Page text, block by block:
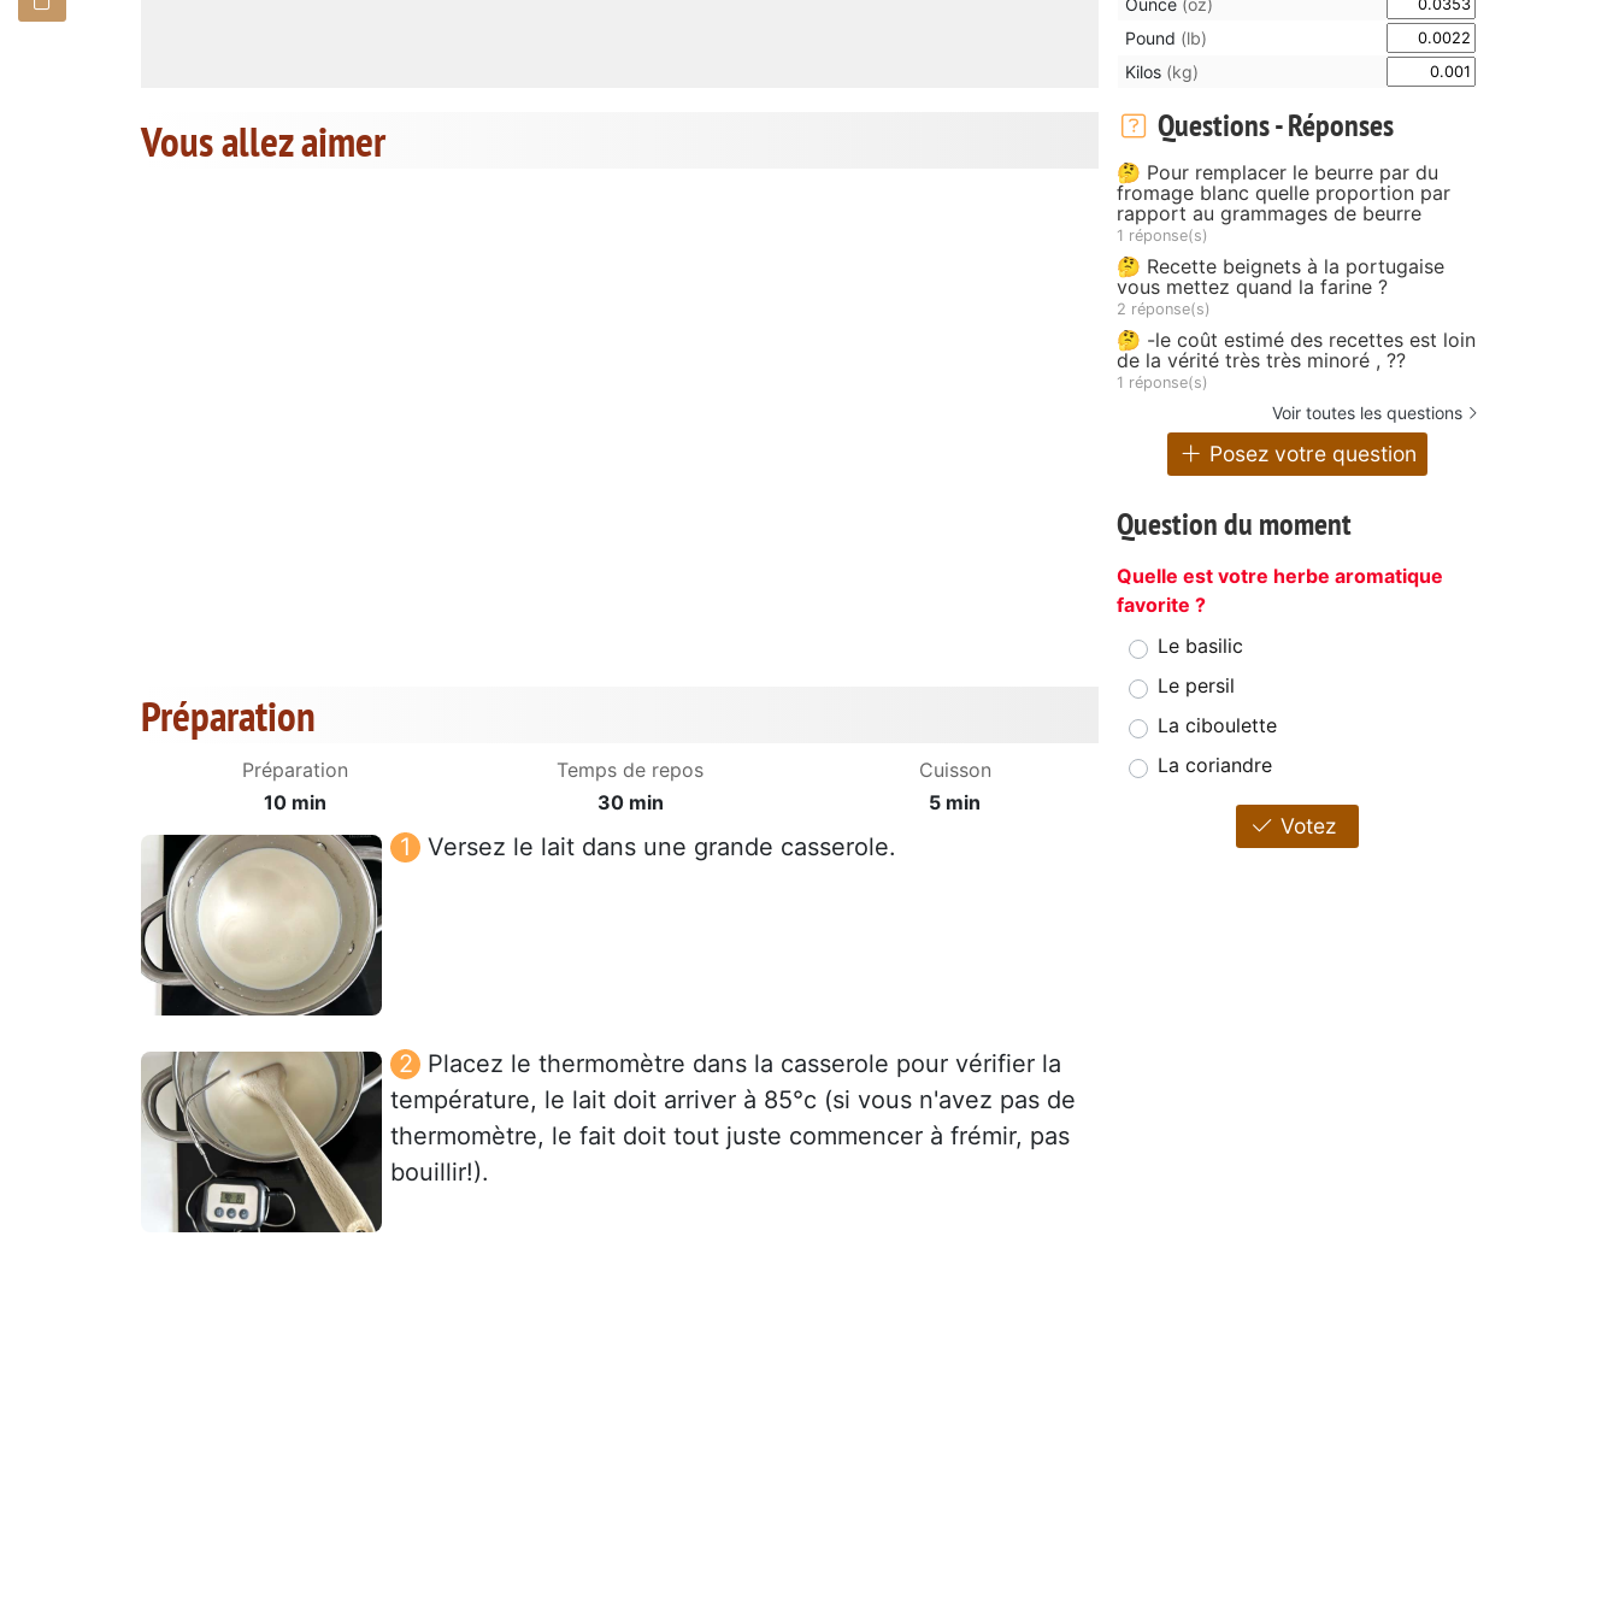
Vous allez aimer
Préparation
Préparation
10 min
Temps de repos
30 min
Cuisson
5 min
Versez le lait dans une grande casserole.
Placez le thermomètre dans la casserole pour vérifier la
température, le lait doit arriver à 85°c (si vous n'avez pas de
thermomètre, le fait doit tout juste commencer à frémir, pas
bouillir!).
Pound (lb)
Kilos (kg)
Questions - Réponses
🤔 Pour remplacer le beurre par du
fromage blanc quelle proportion par
rapport au grammages de beurre
1 réponse(s)
🤔 Recette beignets à la portugaise
vous mettez quand la farine ?
2 réponse(s)
🤔 -le coût estimé des recettes est loin
de la vérité très très minoré , ??
1 réponse(s)
Voir toutes les questions
Posez votre question
Question du moment
Quelle est votre herbe aromatique
favorite ?
Le basilic
Le persil
La ciboulette
La coriandre
Votez